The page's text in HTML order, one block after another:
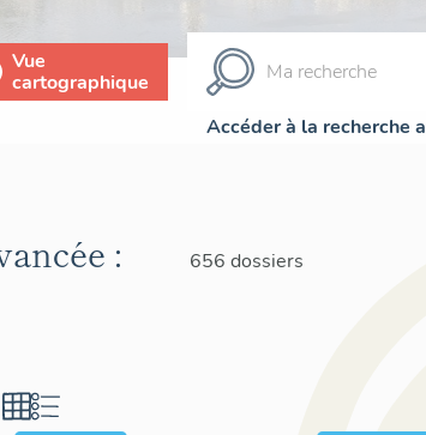
Vue
cartographique
Accéder à la recherche
: 656 dossiers